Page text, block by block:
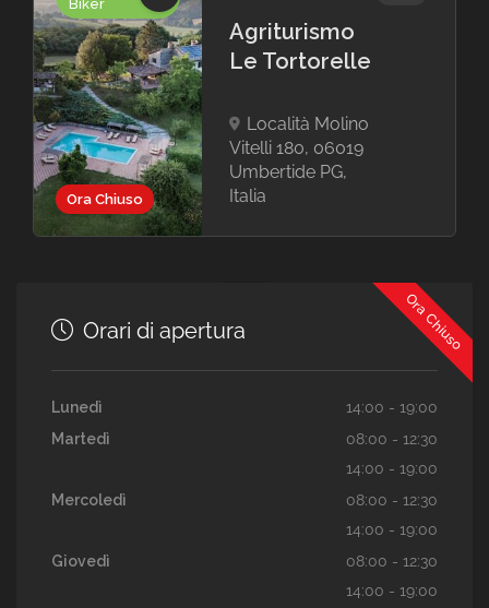
Ora Chiuso
Biker
Agriturismo
Le Tortorelle
Località Molino
Vitelli 180, 06019
Umbertide PG,
Italia
Ora Chiuso
Orari di apertura
Lunedì
14:00 - 19:00
Martedì
08:00 - 12:30
14:00 - 19:00
Mercoledì
08:00 - 12:30
14:00 - 19:00
Giovedì
08:00 - 12:30
14:00 - 19:00